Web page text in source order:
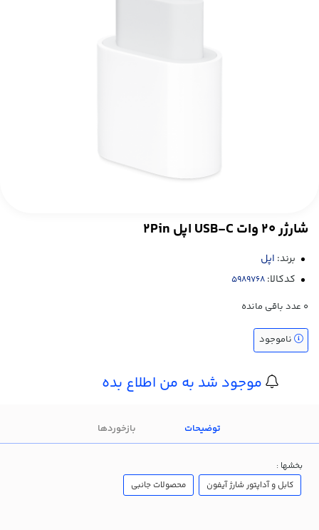
شارژر 20 وات USB-C اپل 2Pin
برند: اپل
کدکالا:
0 عدد باقی مانده
ناموجود
موجود شد به من اطلاع بده
توضیحات بازخوردها
بخشها :
کابل و آداپتور شارژ آیفون
محصولات جانبی